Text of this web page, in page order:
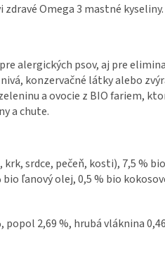
zdravé Omega 3 mastné kyseliny.
alergických psov, aj pre
konzervačné látky alebo
a ovocie z BIO fariem,
a chute.
srdce, pečeň, kosti), 7,5 %
ľanový olej, 0,5 % bio
2,69 %, hrubá vláknina